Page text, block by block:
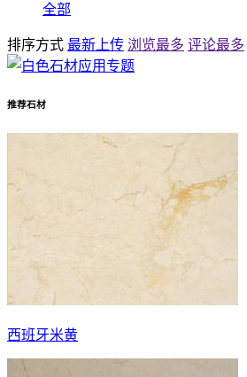
全部
排序方式 最新上传 浏览最多 评论最多
推荐石材
西班牙米黄